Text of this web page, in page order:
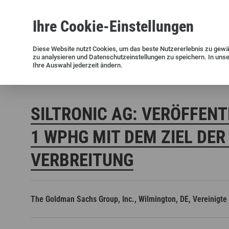
Siliziumwafer
Siltronic AG
Nachhaltigkeit
Erfolgsgeschichten
Offene Stellen in den USA
Investor Relations
Presseinformationen
Aktuelle Meldungen und Archiv
SILTRONIC AG:
WPHG MIT DEM ZIEL DER
ERBREITUNG
The Goldman Sachs Group, Inc., Wilmington, DE,
Ihre Cookie-Einstellungen
Diese Website nutzt Cookies, um das beste Nutzererlebnis zu
zu analysieren und Datenschutzeinstellungen zu speichern. In
Ihre Auswahl jederzeit ändern.